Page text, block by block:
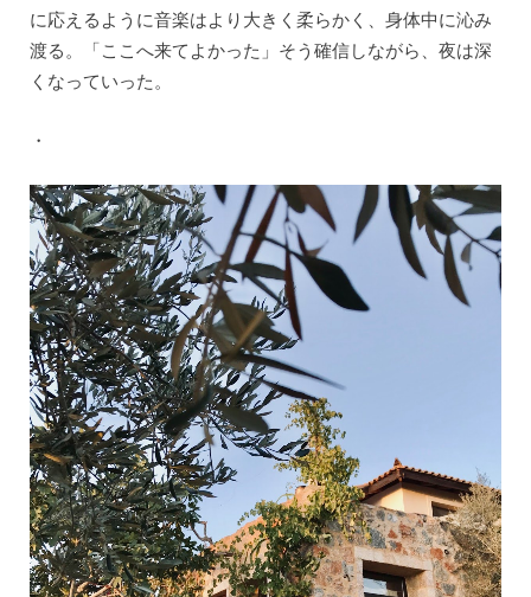
に応えるように音楽はより大きく柔らかく、身体中に沁み
渡る。「ここへ来てよかった」そう確信しながら、夜は深
くなっていった。
・